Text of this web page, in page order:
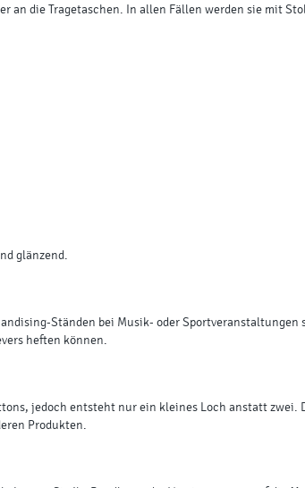
an die Tragetaschen. In allen Fällen werden sie mit
glänzend.
Ständen bei Musik- oder
heften können.
jedoch entsteht nur ein kleines Loch anstatt zwei.
Produkten.